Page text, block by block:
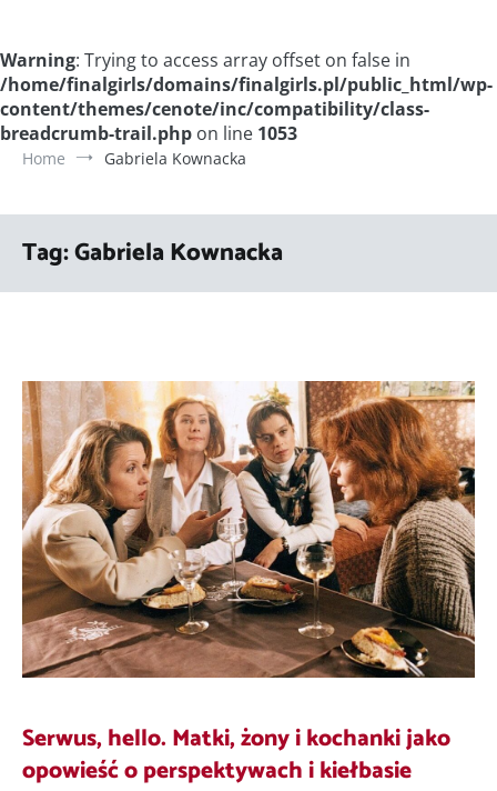
Warning: Trying to access array offset on false in
/home/finalgirls/domains/finalgirls.pl/public_html/wp-
content/themes/cenote/inc/compatibility/class-
breadcrumb-trail.php on line 1053
Home Gabriela Kownacka
Tag:Gabriela Kownacka
Serwus, hello. Matki, żony i kochanki jako
opowieść o perspektywach i kiełbasie